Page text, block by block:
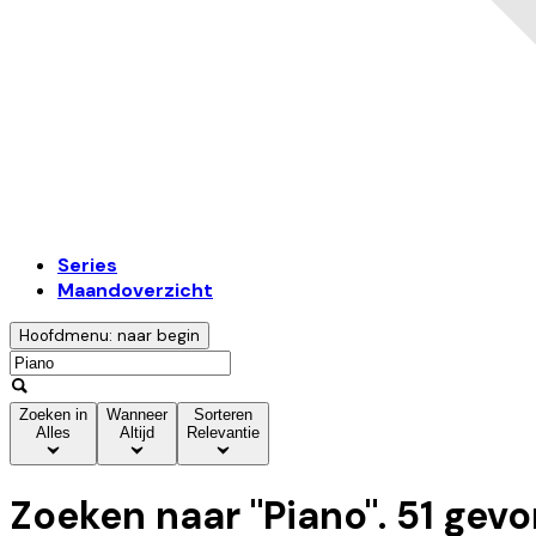
Series
Maandoverzicht
Hoofdmenu: naar begin
Zoeken in
Alles
Wanneer
Altijd
Sorteren
Relevantie
Zoeken naar "Piano". 51